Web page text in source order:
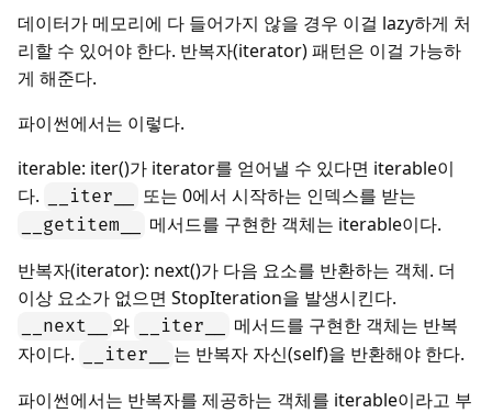
데이터가 메모리에 다 들어가지 않을 경우 이걸 lazy하게 처
리할 수 있어야 한다. 반복자(iterator) 패턴은 이걸 가능하
게 해준다.
파이썬에서는 이렇다.
iterable: iter()가 iterator를 얻어낼 수 있다면 iterable이
다.
__iter__ 또는 0에서 시작하는 인덱스를 받는
__getitem__
메서드를 구현한 객체는 iterable이다.
반복자(iterator): next()가 다음 요소를 반환하는 객체. 더
이상 요소가 없으면 StopIteration을 발생시킨다.
__next__ 와 __iter__
메서드를 구현한 객체는 반복
자이다.
__iter__
는 반복자 자신(self)을 반환해야 한다.
파이썬에서는 반복자를 제공하는 객체를 iterable이라고 부